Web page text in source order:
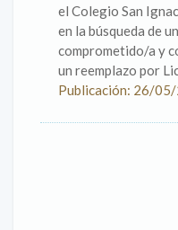
el Colegio San
en la búsqueda de
comprometido/a y
un reemplazo por
Publicación: 26/